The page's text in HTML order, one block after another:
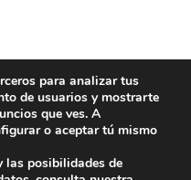
para analizar tus
de usuarios y mostrarte
que ves. A
o aceptar tú mismo
las posibilidades de